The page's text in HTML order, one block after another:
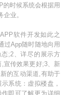
的时候系统会根据用
业。
软件开发如此之
过App随时随地向用
;2、详尽的展示方
宣传效果更好;3、新
的互动渠道,有助于
系统：虚拟楼盘，
即可了解更为详细